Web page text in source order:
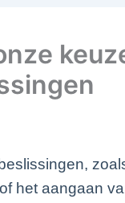
het aangaan